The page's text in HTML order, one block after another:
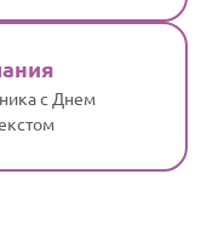
с Днем